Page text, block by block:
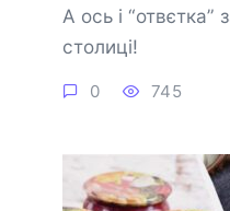
А оcь і
cтолиці!
0 745